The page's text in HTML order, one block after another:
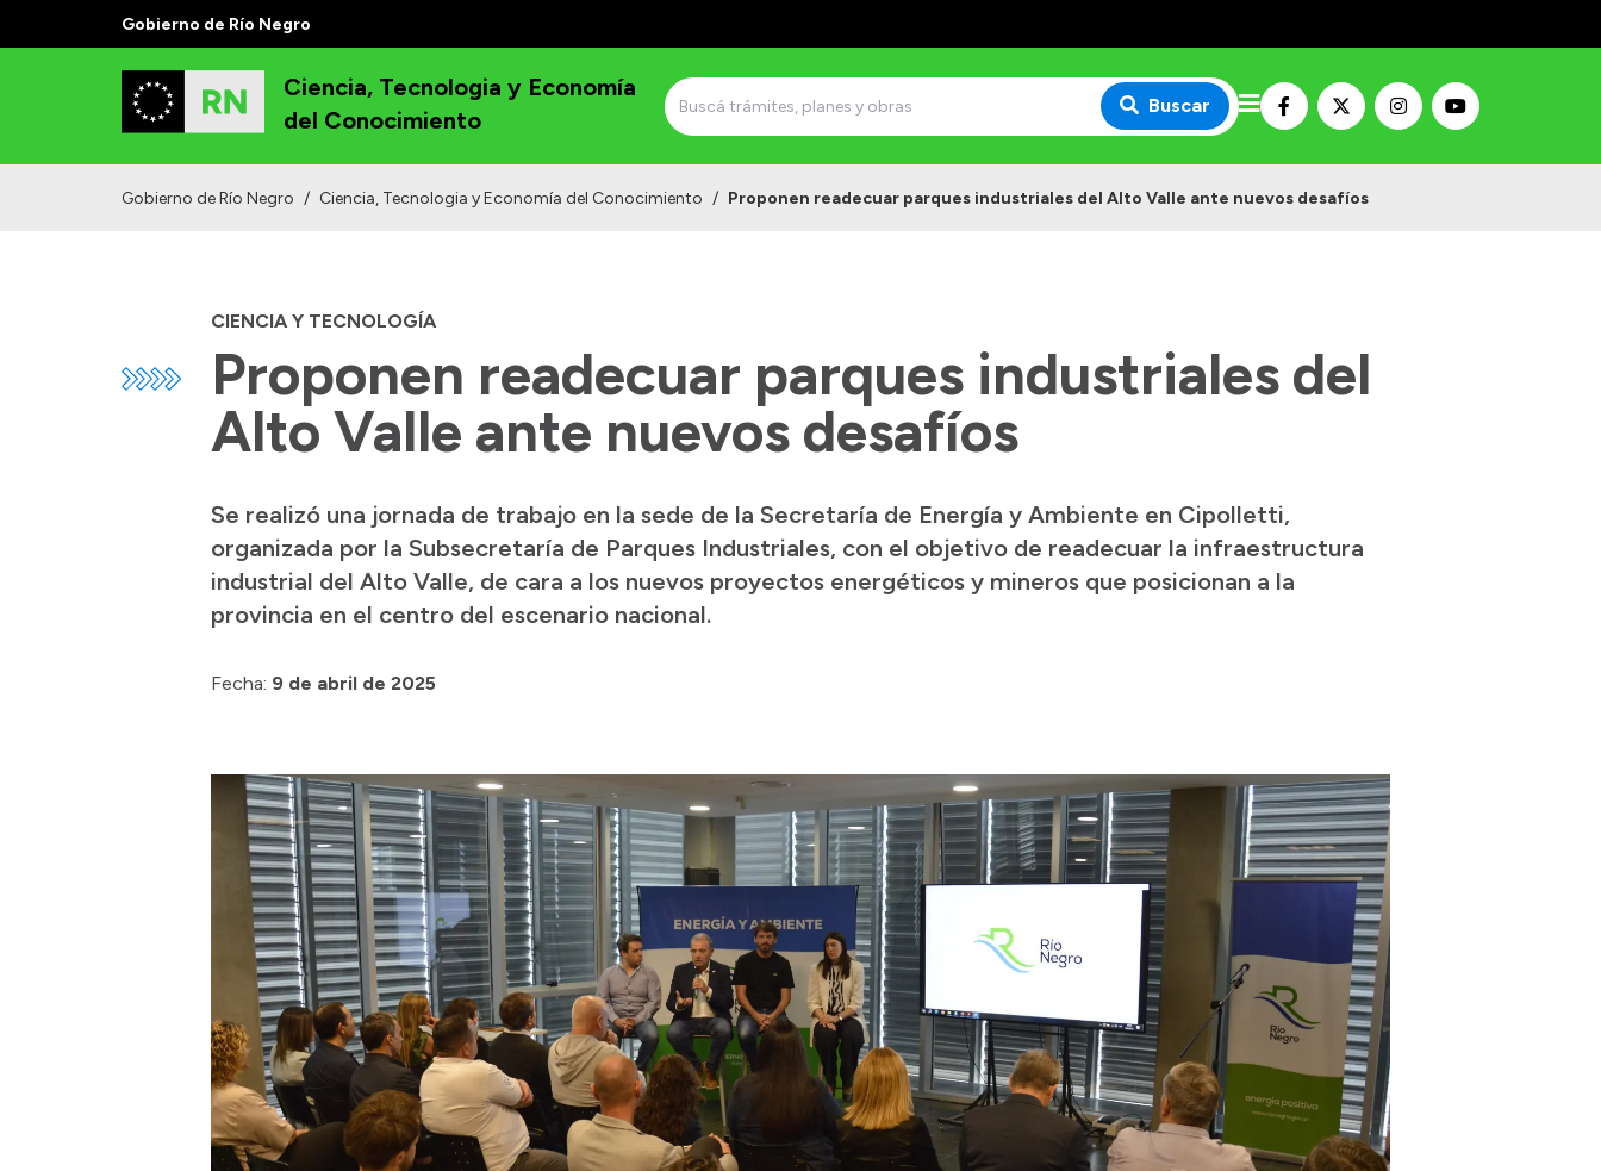
Gobierno de Río Negro
Ciencia, Tecnologia y Economía
del Conocimiento
Buscar
Gobierno de Río Negro / Ciencia, Tecnologia y Economía del Conocimiento / Proponen readecuar parques industriales del Alto Valle ante nuevos desafíos
CIENCIA Y TECNOLOGÍA
Proponen readecuar parques industriales del
Alto Valle ante nuevos desafíos
Se realizó una jornada de trabajo en la sede de la Secretaría de Energía y Ambiente en Cipolletti,
organizada por la Subsecretaría de Parques Industriales, con el objetivo de readecuar la infraestructura
industrial del Alto Valle, de cara a los nuevos proyectos energéticos y mineros que posicionan a la
provincia en el centro del escenario nacional.
Fecha: 9 de abril de 2025